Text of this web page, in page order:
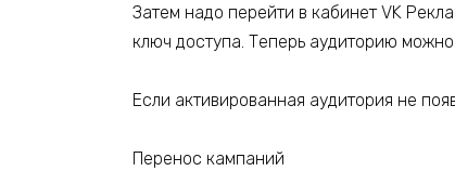
Затем надо перейти в кабинет VK
ключ доступа. Теперь аудиторию можно
Если активированная аудитория не
Перенос кампаний